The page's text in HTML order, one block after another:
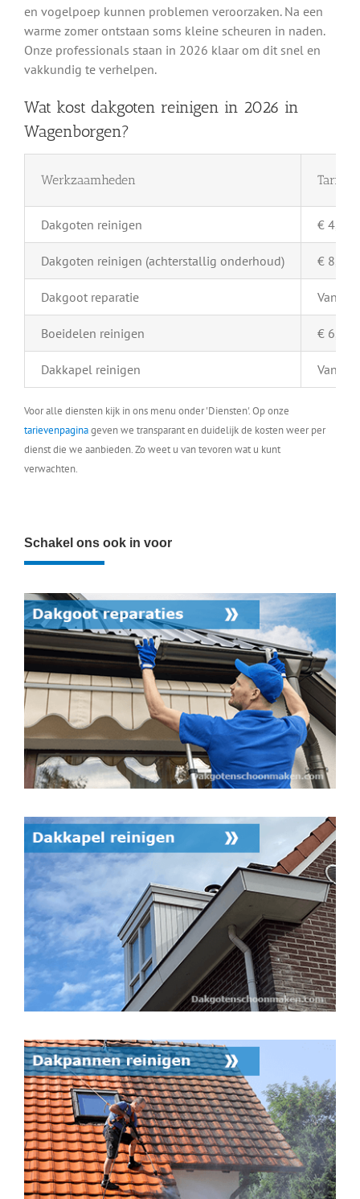
en vogelpoep kunnen problemen veroorzaken. Na een
warme zomer ontstaan soms kleine scheuren in naden.
Onze professionals staan in 2026 klaar om dit snel en
vakkundig te verhelpen.
Wat kost dakgoten reinigen in 2026 in
Wagenborgen?
Werkzaamheden Tarief
Dakgoten reinigen € 4,-
Dakgoten reinigen (achterstallig onderhoud) € 8,-
Dakgoot reparatie Vanaf
Boeidelen reinigen € 6,-
Dakkapel reinigen Vanaf
Voor alle diensten kijk in ons menu onder 'Diensten'. Op onze
tarievenpaginageven we transparant en duidelijk de kosten weer per
dienst die we aanbieden. Zo weet u van tevoren wat u kunt
verwachten.
Schakel ons ook in voor